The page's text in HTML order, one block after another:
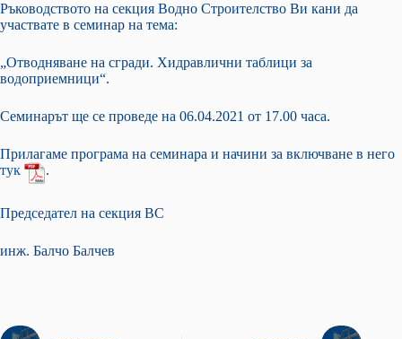
Ръководството на секция Водно Строителство Ви кани да
участвате в семинар на тема:
„Отводняване на сгради. Хидравлични таблици за
водоприемници“.
Семинарът ще се проведе на 06.04.2021 от 17.00 часа.
Прилагаме програма на семинара и начини за включване в него
тук
.
Председател на секция ВС
инж. Балчо Балчев